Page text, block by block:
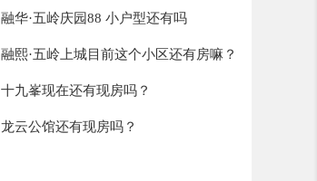
融华·五岭庆园88 小户型还有吗
融熙·五岭上城目前这个小区还有房嘛？
十九峯现在还有现房吗？
龙云公馆还有现房吗？